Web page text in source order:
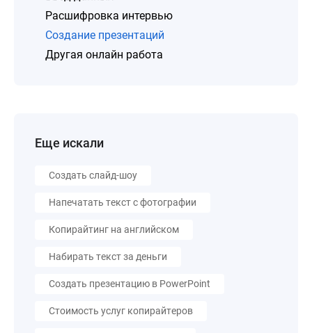
Расшифровка интервью
Создание презентаций
Другая онлайн работа
Еще искали
Создать слайд-шоу
Напечатать текст с фотографии
Копирайтинг на английском
Набирать текст за деньги
Создать презентацию в PowerPoint
Стоимость услуг копирайтеров